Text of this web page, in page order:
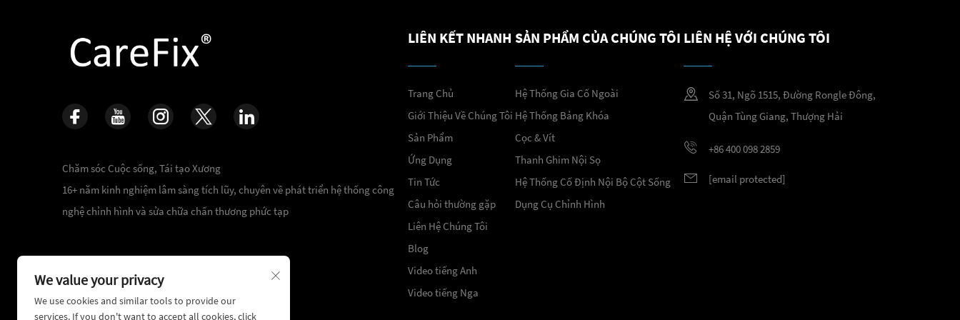
Chăm sóc Cuộc sống, Tái tạo Xương
16+ năm kinh nghiệm lâm sàng tích lũy, chuyên về phát triển hệ thống công
nghệ chỉnh hình và sửa chữa chấn thương phức tạp
LIÊN KẾT NHANH
Trang Chủ
Giới Thiệu Về Chúng Tôi
Sản Phẩm
Ứng Dụng
Tin Tức
Câu hỏi thường gặp
Liên Hệ Chúng Tôi
Blog
Video tiếng Anh
Video tiếng Nga
SẢN PHẨM CỦA CHÚNG TÔI
Hệ Thống Gia Cố Ngoài
Hệ Thống Bảng Khóa
Cọc & Vít
Thanh Ghim Nội Sọ
Hệ Thống Cố Định Nội Bộ Cột Sống
Dụng Cụ Chỉnh Hình
LIÊN HỆ VỚI CHÚNG TÔI
Số 31, Ngõ 1515, Đường Rongle Đông,
Quận Tùng Giang, Thượng Hải
+86 400 098 2859
[email protected]
We value your privacy
We use cookies and similar tools to provide our
services. If you don't want to accept all cookies, click